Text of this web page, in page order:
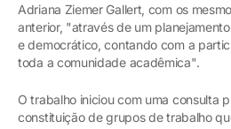
Adriana Ziemer Gallert, com os
anterior, "através de um
e democrático, contando com a
toda a comunidade acadêmica".
O trabalho iniciou com uma consulta
constituição de grupos de trabalho